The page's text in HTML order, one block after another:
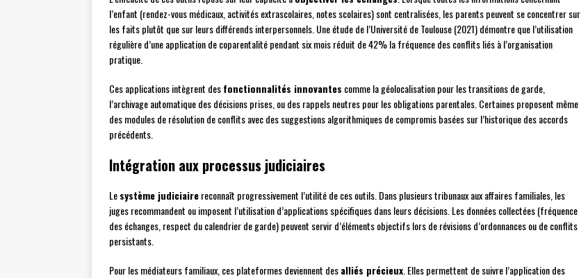
l’enfant (rendez-vous médicaux, activités extrascolaires, notes scolaires) sont centralisées, les parents peuvent se concentrer sur
les faits plutôt que sur leurs différends interpersonnels. Une étude de l’Université de Toulouse (2021) démontre que l’utilisation
régulière d’une application de coparentalité pendant six mois réduit de 42% la fréquence des conflits liés à l’organisation
pratique.
Ces applications intègrent desfonctionnalités innovantes comme la géolocalisation pour les transitions de garde,
l’archivage automatique des décisions prises, ou des rappels neutres pour les obligations parentales. Certaines proposent même
des modules de résolution de conflits avec des suggestions algorithmiques de compromis basées sur l’historique des accords
précédents.
Intégration aux processus judiciaires
Lesystème judiciairereconnaît progressivement l’utilité de ces outils. Dans plusieurs tribunaux aux affaires familiales, les
juges recommandent ou imposent l’utilisation d’applications spécifiques dans leurs décisions. Les données collectées (fréquence
des échanges, respect du calendrier de garde) peuvent servir d’éléments objectifs lors de révisions d’ordonnances ou de conflits
persistants.
Pour les médiateurs familiaux, ces plateformes deviennent desalliés précieux . Elles permettent de suivre l’application des